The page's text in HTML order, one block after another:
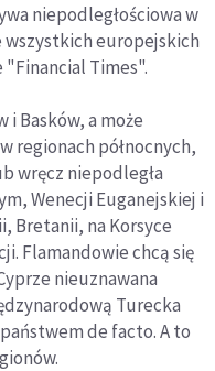
niepodległościowa w
europejskich
Times".
i Basków, a może
regionach północnych,
wręcz niepodległa
Wenecji Euganejskiej i
Bretanii, na Korsyce
Flamandowie chcą się
nieuznawana
Turecka
de facto. A to